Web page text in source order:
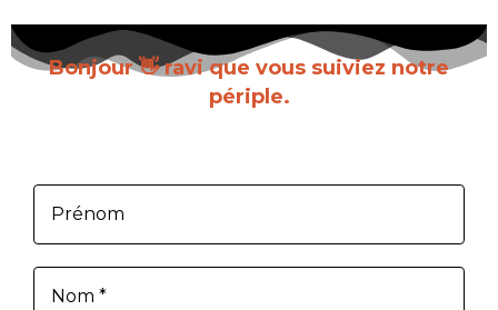
Bonjour 👋 ravi que vous suiviez notre
périple.